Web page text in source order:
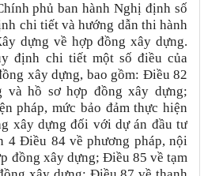
phủ ban hành Nghị định số
chi tiết và hướng dẫn thi hành
dựng về hợp đồng xây dựng.
định chi tiết một số điều của
xây dựng, bao gồm: Điều 82
và hồ sơ hợp đồng xây dựng;
pháp, mức bảo đảm thực hiện
xây dựng đối với dự án đầu tư
4 Điều 84 về phương pháp, nội
đồng xây dựng; Điều 85 về tạm